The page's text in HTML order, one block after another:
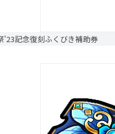
'23記念復刻ふくびき補助券